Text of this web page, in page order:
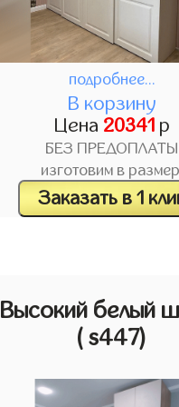
подробнее...
В корзину
Цена 20341р
БЕЗ ПРЕДОПЛАТЫ
изготовим в
Заказать в 1
Высокий белый
( s447)